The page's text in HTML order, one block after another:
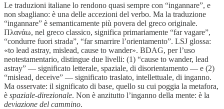
Le traduzioni italiane lo rendono quasi sempre con “ingannare”, e
non sbagliano: è una delle accezioni del verbo. Ma la traduzione
“ingannare” è semanticamente più povera del greco originale.
Πλανάω, nel greco classico, significa primariamente “far vagare”,
“condurre fuori strada”, “far smarrire l’orientamento”. LSJ glossa:
«to lead astray, mislead, cause to wander». BDAG, per l’uso
neotestamentario, distingue due livelli: (1) “cause to wander, lead
astray” — significato letterale, spaziale, di disorientamento — e (2)
“mislead, deceive” — significato traslato, intellettuale, di inganno.
Ma osservate: il significato di base, quello su cui poggia la metafora,
è spaziale-direzionale. Non è anzitutto l’inganno della mente: è la
deviazione del cammino.